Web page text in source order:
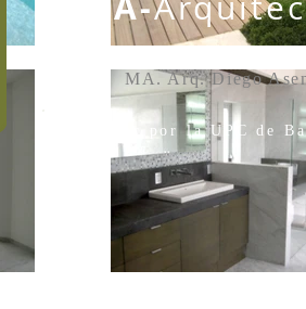
MA. Arq. Diego
Master por la UPC de